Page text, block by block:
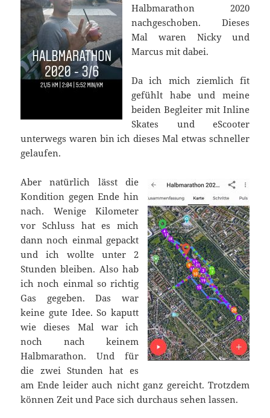
Halbmarathon 2020
nachgeschoben. Dieses
Mal waren Nicky und
Marcus mit dabei.
Da ich mich ziemlich fit
gefühlt habe und meine
beiden Begleiter mit Inline
Skates und eScooter
unterwegs waren bin ich dieses Mal etwas schneller
gelaufen.
Aber natürlich lässt die
Kondition gegen Ende hin
nach. Wenige Kilometer
vor Schluss hat es mich
dann noch einmal gepackt
und ich wollte unter 2
Stunden bleiben. Also hab
ich noch einmal so richtig
Gas gegeben. Das war
keine gute Idee. So kaputt
wie dieses Mal war ich
noch nach keinem
Halbmarathon. Und für
die zwei Stunden hat es
am Ende leider auch nicht ganz gereicht. Trotzdem
können Zeit und Pace sich durchaus sehen lassen.